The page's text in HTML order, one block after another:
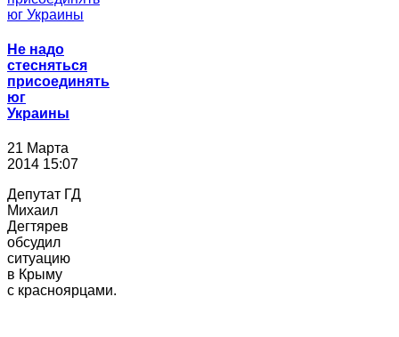
Не надо
стесняться
присоединять
юг
Украины
21 Марта
2014 15:07
Депутат ГД
Михаил
Дегтярев
обсудил
ситуацию
в Крыму
с красноярцами.